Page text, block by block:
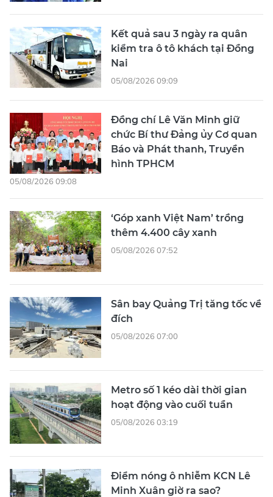
Kết quả sau 3 ngày ra quân
kiểm tra ô tô khách tại Đồng
Nai
05/08/2026 09:09
Đồng chí Lê Văn Minh giữ
chức Bí thư Đảng ủy Cơ quan
Báo và Phát thanh, Truyền
hình TPHCM
05/08/2026 09:08
‘Góp xanh Việt Nam’ trồng
thêm 4.400 cây xanh
05/08/2026 07:52
Sân bay Quảng Trị tăng tốc về
đích
05/08/2026 07:00
Metro số 1 kéo dài thời gian
hoạt động vào cuối tuần
05/08/2026 03:19
Điểm nóng ô nhiễm KCN Lê
Minh Xuân giờ ra sao?